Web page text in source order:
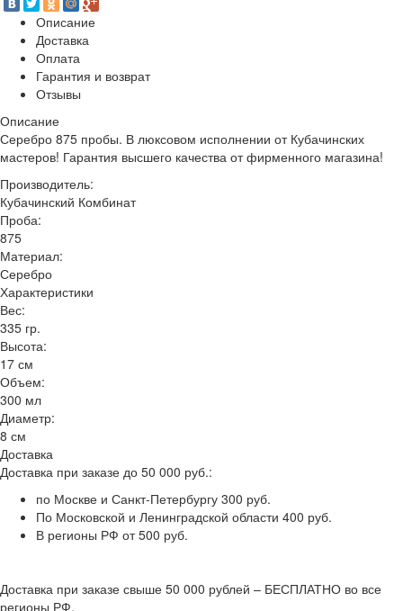
Описание
Доставка
Оплата
Гарантия и возврат
Отзывы
Описание
Серебро 875 пробы. В люксовом исполнении от Кубачинских
мастеров! Гарантия высшего качества от фирменного магазина!
Производитель:
Кубачинский Комбинат
Проба:
875
Материал:
Серебро
Характеристики
Вес:
335 гр.
Высота:
17 см
Объем:
300 мл
Диаметр:
8 см
Доставка
Доставка при заказе до 50 000 руб.:
по Москве и Санкт-Петербургу 300 руб.
По Московской и Ленинградской области 400 руб.
В регионы РФ от 500 руб.
Доставка при заказе свыше 50 000 рублей – БЕСПЛАТНО во все
регионы РФ.